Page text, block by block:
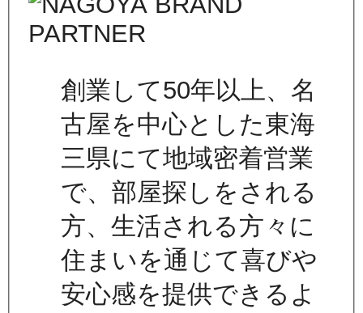
創業して50年以上、名
古屋を中心とした東海
三県にて地域密着営業
で、部屋探しをされる
方、生活される方々に
住まいを通じて喜びや
安心感を提供できるよ